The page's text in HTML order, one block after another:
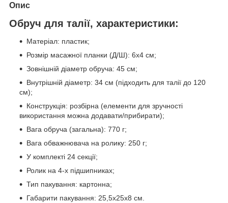
Опис
Обруч для талії, характеристики:
Матеріал: пластик;
Розмір масажної планки (Д/Ш): 6х4 см;
Зовнішній діаметр обруча: 45 см;
Внутрішній діаметр: 34 см (підходить для талії до 120
см);
Конструкція: розбірна (елементи для зручності
використання можна додавати/прибирати);
Вага обруча (загальна): 770 г;
Вага обважнювача на ролику: 250 г;
У комплекті 24 секції;
Ролик на 4-х підшипниках;
Тип пакування: картонна;
Габарити пакування: 25,5х25х8 см.